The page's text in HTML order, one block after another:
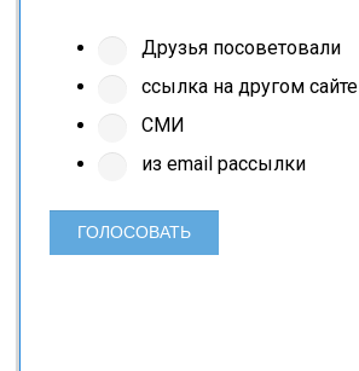
Друзья посоветовали
ссылка на другом сайте
СМИ
из email рассылки